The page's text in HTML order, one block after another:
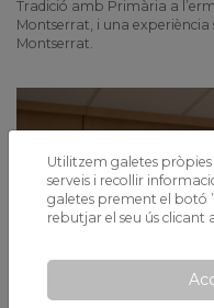
Tradició amb Primària a
Montserrat, i una experiència
Montserrat.
Utilitzem galetes pròpies
serveis i recollir
galetes prement el botó
rebutjar el seu ús clicant